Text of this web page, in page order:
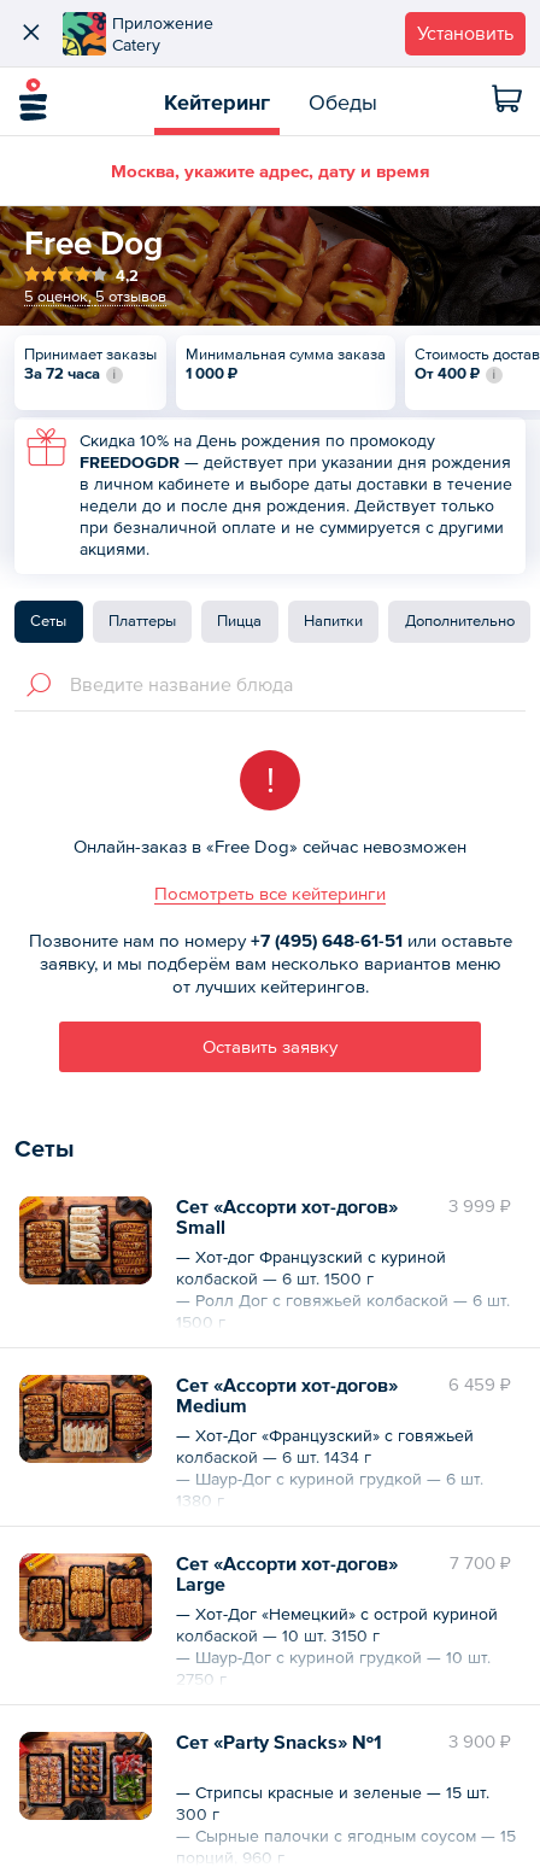
Приложение
Catery
Установить
Кейтеринг Обеды
Москва, укажите адрес, дату и время
Free Dog
4,2
5 оценок,5 отзывов
Принимает заказы
За 72 часа
Минимальная сумма заказа
1 000 ₽
Стоимость
От 400 ₽
Скидка 10% на День рождения по промокоду
FREEDOGDR — действует при указании дня рождения
в личном кабинете и выборе даты доставки в течение
недели до и после дня рождения. Действует только
при безналичной оплате и не суммируется с другими
акциями.
Сеты Платтеры Пицца Напитки Дополнительно
!
Онлайн-заказ в «Free Dog» сейчас невозможен
Посмотреть все кейтеринги
Позвоните нам по номеру+7 (495) 648-61-51или оставьте
заявку, и мы подберём вам несколько вариантов меню
от лучших кейтерингов.
Оставить заявку
Сеты
3 999 ₽
Сет «Ассорти хот-догов»
Small
— Хот-дог Французский с куриной
колбаской — 6 шт. 1500 г
— Ролл Дог с говяжьей колбаской — 6 шт.
1500 г
— Хот-Дог «Классика» с куриной колбаской
*По желанию хот-доги могут быть
упакованы в индивидуальные коробочки
(оплачивается дополнительно)
Общий вес – 4110 г
6 459 ₽
Сет «Ассорти хот-догов»
Medium
— Хот-Дог «Французский» с говяжьей
колбаской — 6 шт. 1434 г
— Шаур-Дог с куриной грудкой — 6 шт.
1380 г
— Хот-Дог «Двухсторонний» с острой
— Ролл Дог с говяжьей колбаской — 6 шт.
1500 г
*По желанию хот-доги могут быть
упакованы в индивидуальные коробочки
(оплачивается дополнительно)
7 700 ₽
Сет «Ассорти хот-догов»
Large
— Хот-Дог «Немецкий» с острой куриной
колбаской — 10 шт. 3150 г
— Шаур-Дог с куриной грудкой — 10 шт.
2750 г
— Хот-Дог «Французский» с говяжьей
упакованы в индивидуальные коробочки
(оплачивается дополнительно)
Общий вес – 8768 г
3 900 ₽
Сет «Party Snacks» №1
— Стрипсы красные и зеленые — 15 шт.
300 г
— Сырные палочки с ягодным соусом — 15
порций, 960 г